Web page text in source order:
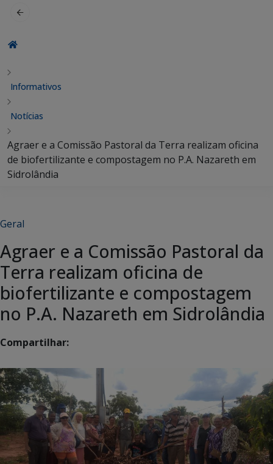
Informativos
Notícias
Agraer e a Comissão Pastoral da Terra realizam oficina
de biofertilizante e compostagem no P.A. Nazareth em
Sidrolândia
Geral
Agraer e a Comissão Pastoral da
Terra realizam oficina de
biofertilizante e compostagem
no P.A. Nazareth em Sidrolândia
Compartilhar: